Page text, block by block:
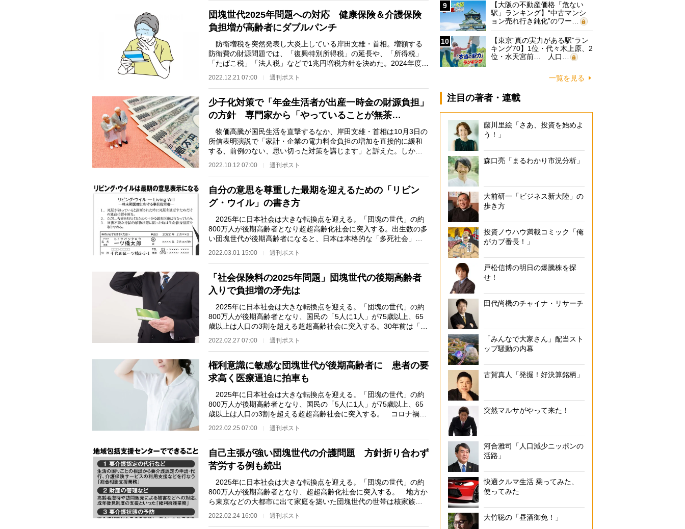
団塊世代2025年問題への対応 健康保険＆介護保険
負担増が高齢者にダブルパンチ
防衛増税を突然発表し大炎上している岸田文雄・首相。増額する
防衛費の財源問題では、「復興特別所得税」の延長や、「所得税」
「たばこ税」「法人税」などで1兆円増税方針を決めた。2024年度か
ら段階的に実施する…
2022.12.21 07:00 週刊ポスト
少子化対策で「年金生活者が出産一時金の財源負担」
の方針 専門家から「やっていることが無茶…
物価高騰が国民生活を直撃するなか、岸田文雄・首相は10月3日の
所信表明演説で「家計・企業の電力料金負担の増加を直接的に緩和
する、前例のない、思い切った対策を講じます」と訴えた。しかし
そのウラで、国民を…
2022.10.12 07:00 週刊ポスト
自分の意思を尊重した最期を迎えるための「リビン
グ・ウイル」の書き方
2025年に日本社会は大きな転換点を迎える。「団塊の世代」の約
800万人が後期高齢者となり超超高齢化社会に突入する。出生数の多
い団塊世代が後期高齢者になると、日本は本格的な「多死社会」と
なる。 普段から子…
2022.03.01 15:00 週刊ポスト
「社会保険料の2025年問題」団塊世代の後期高齢者
入りで負担増の矛先は
2025年に日本社会は大きな転換点を迎える。「団塊の世代」の約
800万人が後期高齢者となり、国民の「5人に1人」が75歳以上、65
歳以上は人口の3割を超える超超高齢社会に突入する。30年前は「現
役世代5人で高齢者1…
2022.02.27 07:00 週刊ポスト
権利意識に敏感な団塊世代が後期高齢者に 患者の要
求高く医療逼迫に拍車も
2025年に日本社会は大きな転換点を迎える。「団塊の世代」の約
800万人が後期高齢者となり、国民の「5人に1人」が75歳以上、65
歳以上は人口の3割を超える超超高齢社会に突入する。 コロナ禍で
直面した「医療崩壊…
2022.02.25 07:00 週刊ポスト
自己主張が強い団塊世代の介護問題 方針折り合わず
苦労する例も続出
2025年に日本社会は大きな転換点を迎える。「団塊の世代」の約
800万人が後期高齢者となり、超超高齢化社会に突入する。 地方か
ら東京などの大都市に出て家庭を築いた団塊世代の世帯は核家族化
が進んだ。「独居」…
2022.02.24 16:00 週刊ポスト
9
【大阪の不動産価格「危ない
駅」ランキング】“中古マンシ
ョン売れ行き鈍化”のワー…
10
【東京“真の実力がある駅”ラン
キング70】1位・代々木上原、2
位・水天宮前… 人口…
一覧を見る
注目の著者・連載
藤川里絵「さあ、投資を始めよ
う！」
森口亮「まるわかり市況分析」
大前研一「ビジネス新大陸」の
歩き方
投資ノウハウ満載コミック「俺
がカブ番長！」
戸松信博の明日の爆騰株を探
せ！
田代尚機のチャイナ・リサーチ
「みんなで大家さん」配当スト
ップ騒動の内幕
古賀真人「発掘！好決算銘柄」
突然マルサがやって来た！
河合雅司「人口減少ニッポンの
活路」
快適クルマ生活 乗ってみた、
使ってみた
大竹聡の「昼酒御免！」